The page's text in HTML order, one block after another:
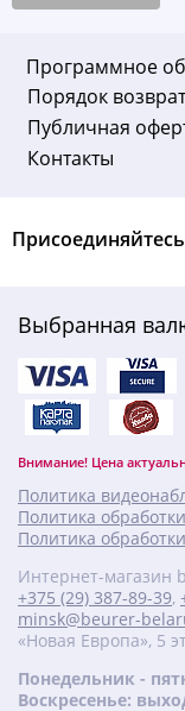
Программное
Порядок
Публичная
Контакты
Выбранная
Внимание! Цена
Присоединяйтесь
Политика
Политика
Политика
Интернет-магазин
+375 (29) 387-89-39,
minsk@beurer-
«Новая Европа», 5
Понедельник -
Воскресенье: